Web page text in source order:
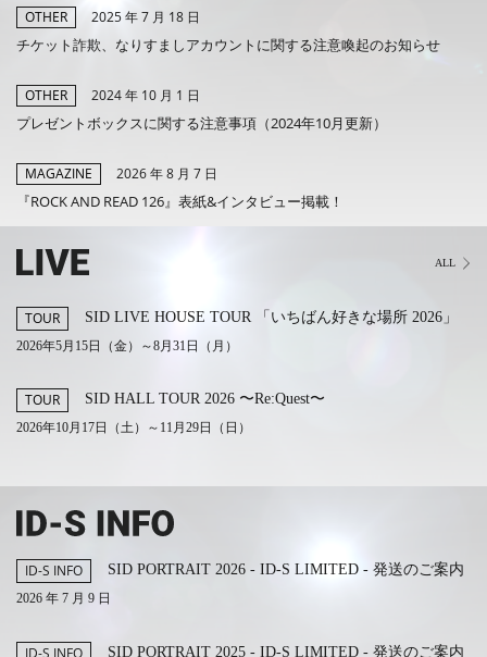
MEMBERS CLUB ID-S
日本語
OTHER 2025 年 7 月 18 日
チケット詐欺、なりすましアカウントに関する注意喚起のお知らせ
OTHER 2024 年 10 月 1 日
プレゼントボックスに関する注意事項（2024年10月更新）
MAGAZINE 2026 年 8 月 7 日
『ROCK AND READ 126』表紙&インタビュー掲載！
ALL
TOUR SID LIVE HOUSE TOUR 「いちばん好きな場所 2026」
2026年5月15日（金）～8月31日（月）
TOUR SID HALL TOUR 2026 〜Re:Quest〜
2026年10月17日（土）～11月29日（日）
ID-S INFO SID PORTRAIT 2026 - ID-S LIMITED - 発送のご案内
2026 年 7 月 9 日
ID-S INFO SID PORTRAIT 2025 - ID-S LIMITED - 発送のご案内